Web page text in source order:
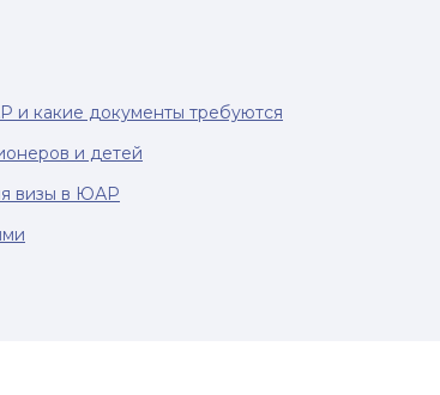
и какие документы требуются
и детей
визы в ЮАР